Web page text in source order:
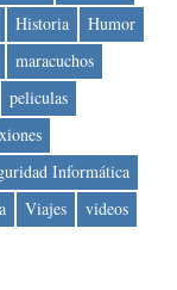
Historia
Humor
maracuchos
peliculas
Informática
Viajes videos